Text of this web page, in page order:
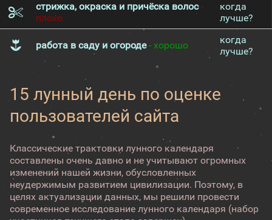
стрижка, окраска и причёска волос-
плохо
когда
лучше?
работа в саду и огороде- хорошо
когда
лучше?
15 лунный день по оценке
пользователей сайта
Классические трактовки лунного календаря
составлены очень давно и не учитывают огромных
изменений нашей жизни, обусловленных
неудержимым развитием цивилизации. Поэтому, в
целях актуализации данных, мы решили провести
современное исследование лунного календаря (набор